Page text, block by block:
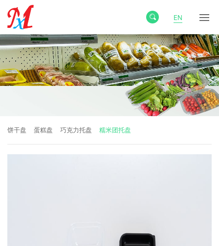
EN
饼干盘 蛋糕盘 巧克力托盘 糯米团托盘